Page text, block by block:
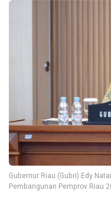
Gubernur Riau (Gubri) Edy
Pembangunan Pemprov Riau